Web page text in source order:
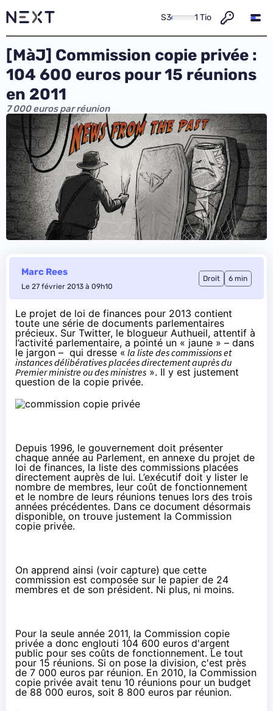
S3 1 Tio
[MàJ] Commission copie privée :
104 600 euros pour 15 réunions
en 2011
7 000 euros par réunion
Marc Rees
Le 27 février 2013 à 09h10
Droit 6 min
Le projet de loi de finances pour 2013 contient
toute une série de documents parlementaires
précieux. Sur Twitter, le blogueur Authueil, attentif à
l’activité parlementaire, a pointé un « jaune » – dans
le jargon – qui dresse « la liste des commissions et
instances délibératives placées directement auprès du
Premier ministre ou des ministres ». Il y est justement
question de la copie privée.
Depuis 1996, le gouvernement doit présenter
chaque année au Parlement, en annexe du projet de
loi de finances, la liste des commissions placées
directement auprès de lui. L’exécutif doit y lister le
nombre de membres, leur coût de fonctionnement
et le nombre de leurs réunions tenues lors des trois
années précédentes. Dans ce document désormais
disponible, on trouve justement la Commission
copie privée.
On apprend ainsi (voir capture) que cette
commission est composée sur le papier de 24
membres et de son président. Ni plus, ni moins.
Pour la seule année 2011, la Commission copie
privée a donc englouti 104 600 euros d'argent
public pour ses coûts de fonctionnement. Le tout
pour 15 réunions. Si on pose la division, c'est près
de 7 000 euros par réunion. En 2010, la Commission
copie privée avait tenu 10 réunions pour un budget
de 88 000 euros, soit 8 800 euros par réunion.